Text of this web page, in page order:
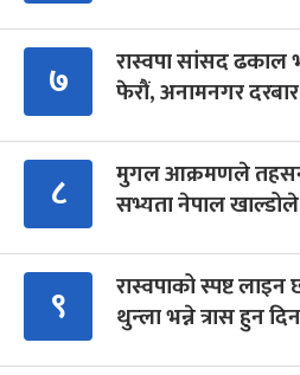
७
रास्वपा सांसद ढकाल
फेरौं, अनामनगर
८
मुगल आक्रमणले
सभ्यता नेपाल
९
रास्वपाको स्पष्ट
थुन्ला भन्ने त्रास हुन